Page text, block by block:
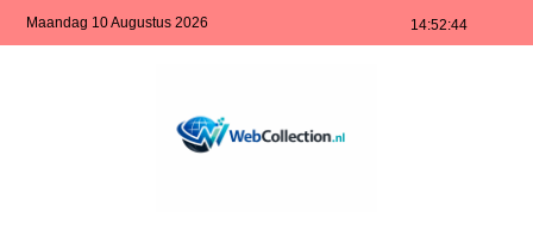
14:52:45
Maandag 10 Augustus 2026